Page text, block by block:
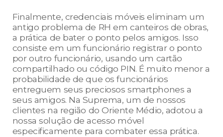
Finalmente, credenciais móveis eliminam um
antigo problema de RH em canteiros de obras,
a prática de bater o ponto pelos amigos. Isso
consiste em um funcionário registrar o ponto
por outro funcionário, usando um cartão
compartilhado ou código PIN. É muito menor a
probabilidade de que os funcionários
entreguem seus preciosos smartphones a
seus amigos. Na Suprema, um de nossos
clientes na região do Oriente Médio, adotou a
nossa solução de acesso móvel
especificamente para combater essa prática.